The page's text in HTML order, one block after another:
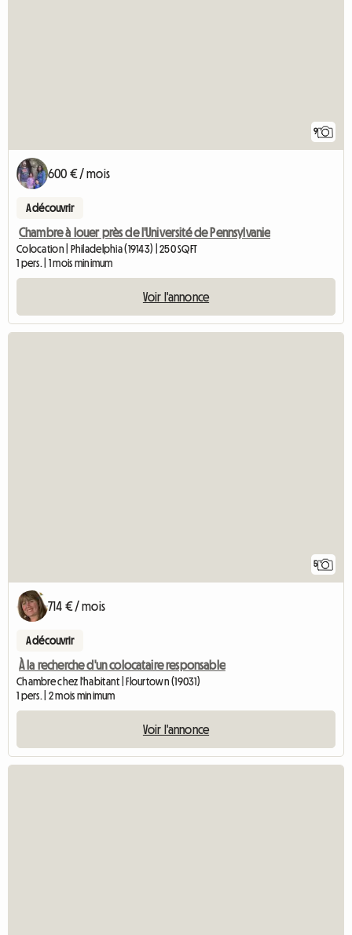
9
600 € / mois
A découvrir
Chambre à louer près de l'Université de Pennsylvanie
Colocation | Philadelphia (19143) | 250 SQFT
1 pers. | 1 mois minimum
Voir l'annonce
5
714 € / mois
A découvrir
À la recherche d'un colocataire responsable
Chambre chez l'habitant | Flourtown (19031)
1 pers. | 2 mois minimum
Voir l'annonce